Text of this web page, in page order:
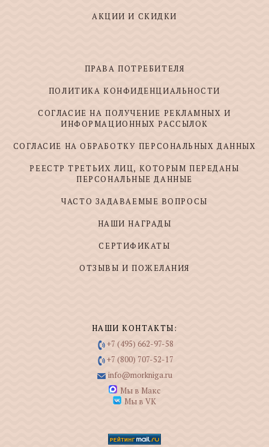
АКЦИИ И СКИДКИ
ПРАВА ПОТРЕБИТЕЛЯ
ПОЛИТИКА КОНФИДЕНЦИАЛЬНОСТИ
СОГЛАСИЕ НА ПОЛУЧЕНИЕ РЕКЛАМНЫХ И
ИНФОРМАЦИОННЫХ РАССЫЛОК
СОГЛАСИЕ НА ОБРАБОТКУ ПЕРСОНАЛЬНЫХ ДАННЫХ
РЕЕСТР ТРЕТЬИХ ЛИЦ, КОТОРЫМ ПЕРЕДАНЫ
ПЕРСОНАЛЬНЫЕ ДАННЫЕ
ЧАСТО ЗАДАВАЕМЫЕ ВОПРОСЫ
НАШИ НАГРАДЫ
СЕРТИФИКАТЫ
ОТЗЫВЫ И ПОЖЕЛАНИЯ
НАШИ КОНТАКТЫ:
+7 (495) 662-97-58
+7 (800) 707-52-17
info@morkniga.ru
Мы в Макс
Мы в VK